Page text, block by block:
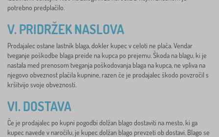
potrebno predplačilo.
V. PRIDRŽEK NASLOVA
Prodajalec ostane lastnik blaga, dokler kupec v celoti ne plača. Vendar
tveganje poškodbe blaga preide na kupca po prejemu. Škoda na blagu, ki je
nastala med prenosom tveganja poškodovanja blaga na kupca, ne vpliva na
njegovo obveznost plačila kupnine, razen če je prodajalec škodo povzročil s
kršitvijo svoje obveznosti.
VI. DOSTAVA
Če je prodajalec po kupni pogodbi dolžan blago dostaviti na mesto, ki ga
kupec navede v naročilu, je kupec dolžan blago prevzeti ob dostavi. Blago se